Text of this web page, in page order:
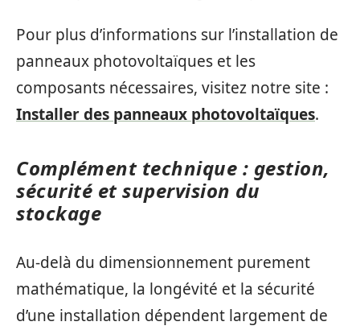
Pour plus d’informations sur l’installation de
panneaux photovoltaïques et les
composants nécessaires, visitez notre site :
Installer des panneaux photovoltaïques.
Complément technique : gestion,
sécurité et supervision du
stockage
Au-delà du dimensionnement purement
mathématique, la longévité et la sécurité
d’une installation dépendent largement de